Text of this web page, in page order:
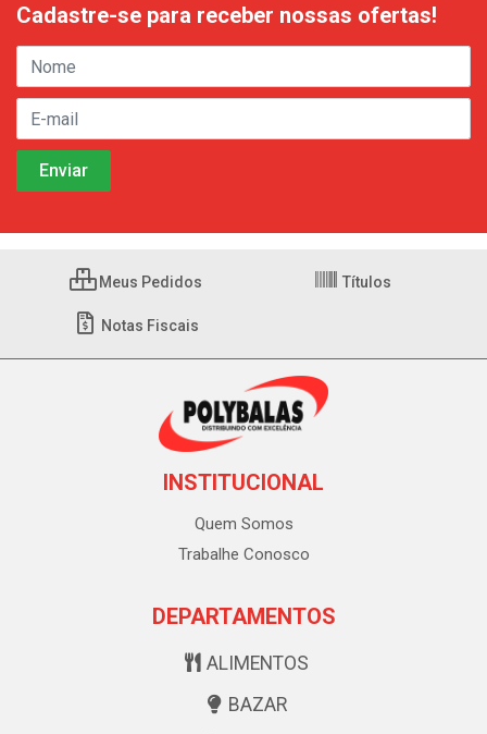
Cadastre-se para receber nossas ofertas!
Meus Pedidos Títulos
Notas Fiscais
INSTITUCIONAL
Quem Somos
Trabalhe Conosco
DEPARTAMENTOS
ALIMENTOS
BAZAR